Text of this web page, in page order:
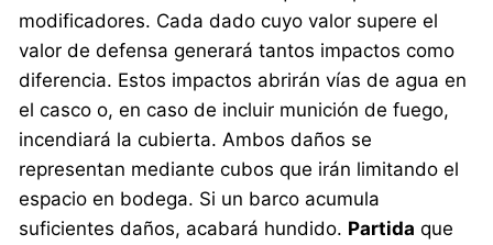
modificadores. Cada dado cuyo valor supere el
valor de defensa generará tantos impactos como
diferencia. Estos impactos abrirán vías de agua en
el casco o, en caso de incluir munición de fuego,
incendiará la cubierta. Ambos daños se
representan mediante cubos que irán limitando el
espacio en bodega. Si un barco acumula
suficientes daños, acabará hundido. Partida que